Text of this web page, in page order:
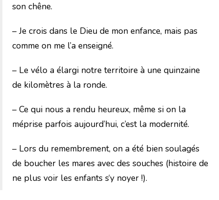
son chêne.
– Je crois dans le Dieu de mon enfance, mais pas
comme on me l’a enseigné.
– Le vélo a élargi notre territoire à une quinzaine
de kilomètres à la ronde.
– Ce qui nous a rendu heureux, même si on la
méprise parfois aujourd’hui, c’est la modernité.
– Lors du remembrement, on a été bien soulagés
de boucher les mares avec des souches (histoire de
ne plus voir les enfants s‘y noyer !).